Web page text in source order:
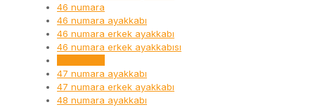
46 numara
46 numara ayakkabı
46 numara erkek ayakkabı
46 numara erkek ayakkabısı
47 numara ayakkabı
47 numara erkek ayakkabı
48 numara ayakkabı